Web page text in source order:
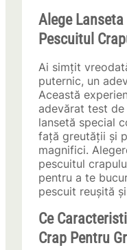
Alege
Pescuitul
Ai simțit
puternic, un
Această
adevărat test
lansetă special
față greutății și
magnifici.
pescuitul
pentru a te
pescuit reușită
Ce
Crap Pentru